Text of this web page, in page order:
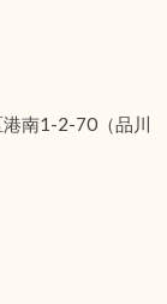
南1-2-70（品川